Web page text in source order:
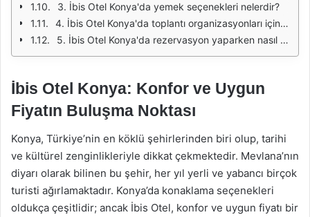
3. İbis Otel Konya'da yemek seçenekleri nelerdir?
4. İbis Otel Konya'da toplantı organizasyonları için hangi imkanlar vardır?
5. İbis Otel Konya'da rezervasyon yaparken nasıl bir fiyat politikası uygulanmaktadır?
İbis Otel Konya: Konfor ve Uygun
Fiyatın Buluşma Noktası
Konya, Türkiye’nin en köklü şehirlerinden biri olup, tarihi
ve kültürel zenginlikleriyle dikkat çekmektedir. Mevlana’nın
diyarı olarak bilinen bu şehir, her yıl yerli ve yabancı birçok
turisti ağırlamaktadır. Konya’da konaklama seçenekleri
oldukça çeşitlidir; ancak İbis Otel, konfor ve uygun fiyatı bir